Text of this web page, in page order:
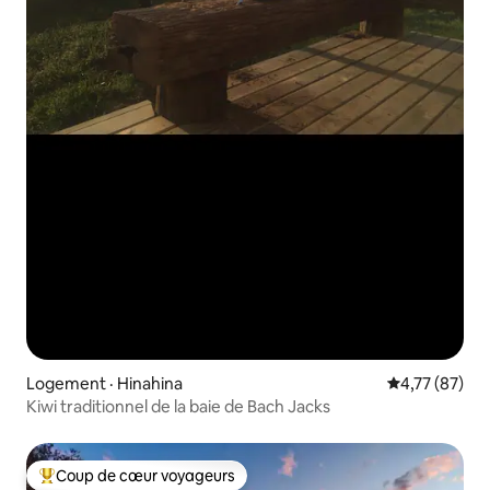
Logement · Hinahina Note
4,77 (87)
Kiwi traditionnel de la baie de Bach Jacks
Coup de cœur voyageurs parmi les plus aimés
Coup de cœur voyageurs